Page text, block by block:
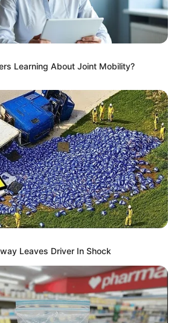
2565
Learning About Joint Mobility?
Leaves Driver In Shock